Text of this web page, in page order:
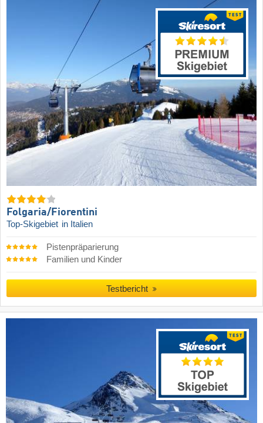
Folgaria/​Fiorentini
Top-Skigebiet in Italien
Pistenpräparierung
Familien und Kinder
Testbericht